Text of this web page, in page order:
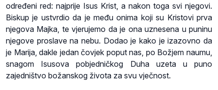
određeni red: najprije Isus Krist, a nakon toga svi njegovi.
Biskup je ustvrdio da je među onima koji su Kristovi prva
njegova Majka, te vjerujemo da je ona uznesena u puninu
njegove proslave na nebu. Dodao je kako je izazovno da
je Marija, dakle jedan čovjek poput nas, po Božjem naumu,
snagom Isusova pobjedničkog Duha uzeta u puno
zajedništvo božanskog života za svu vječnost.